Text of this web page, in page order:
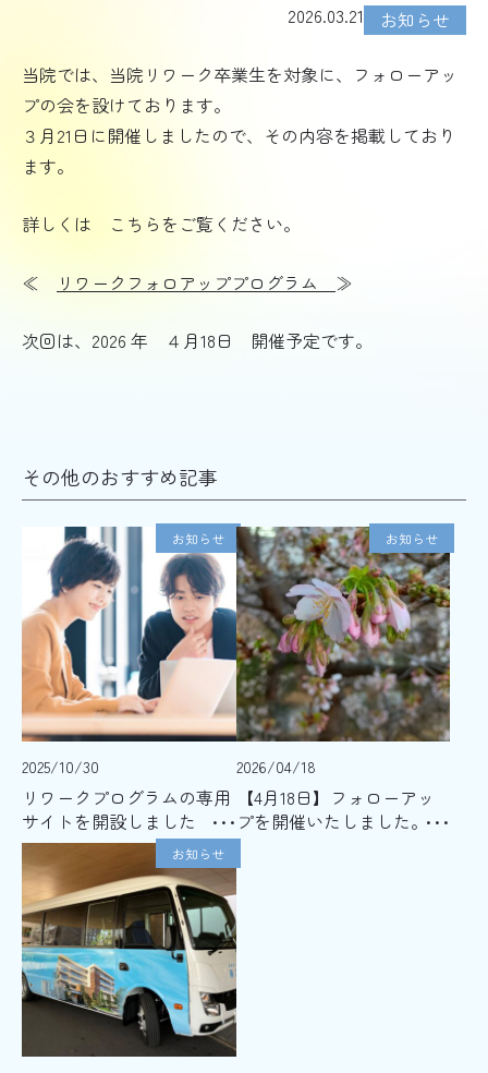
2026.03.21 お知らせ
当院では、当院リワーク卒業生を対象に、フォローアッ
プの会を設けております。
３月21日に開催しましたので、その内容を掲載しており
ます。
詳しくは こちらをご覧ください。
≪ リワークフォロアッププログラム ≫
次回は、2026 年 ４月18日 開催予定です。
その他のおすすめ記事
お知らせ
2025/10/30
リワークプログラムの専用
サイトを開設しました
お知らせ
2026/04/18
【4月18日】フォローアッ
プを開催いたしました。
お知らせ